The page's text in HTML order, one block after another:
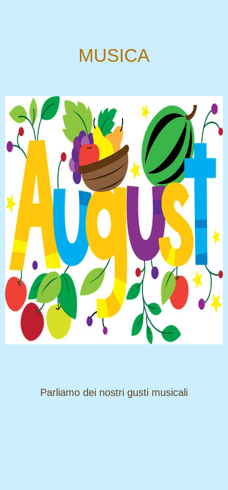
MUSICA
​​​​​​​Parliamo dei nostri gusti musicali